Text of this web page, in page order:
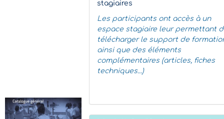
stagiaires
Les participants ont accès à un
espace stagiaire leur permettant
télécharger le support de
ainsi que des éléments
complémentaires (articles, fiches
techniques...)